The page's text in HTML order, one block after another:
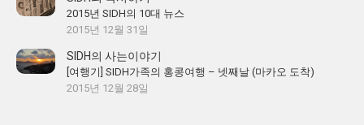
2015년 SIDH의 10대 뉴스
2015년 12월 31일
SIDH의 사는이야기
[여행기] SIDH가족의 홍콩여행 – 넷째날 (마카오 도착)
2015년 12월 28일